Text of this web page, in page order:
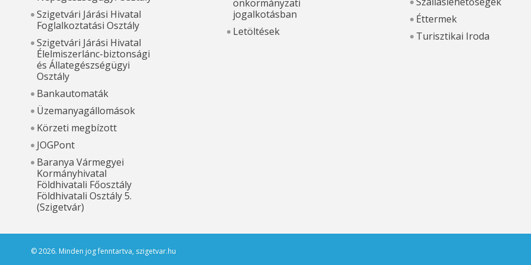
Szigetvári Járási Hivatal
Foglalkoztatási Osztály
Szigetvári Járási Hivatal
Élelmiszerlánc-biztonsági
és Állategészségügyi
Osztály
Bankautomaták
Üzemanyagállomások
Körzeti megbízott
JOGPont
Baranya Vármegyei
Kormányhivatal
Földhivatali Főosztály
Földhivatali Osztály 5.
(Szigetvár)
önkormányzati
jogalkotásban
Letöltések
Éttermek
Turisztikai Iroda
© 2026. Minden jog fenntartva, szigetvar.hu